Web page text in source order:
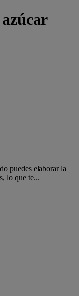
puedes elaborar la
lo que te...